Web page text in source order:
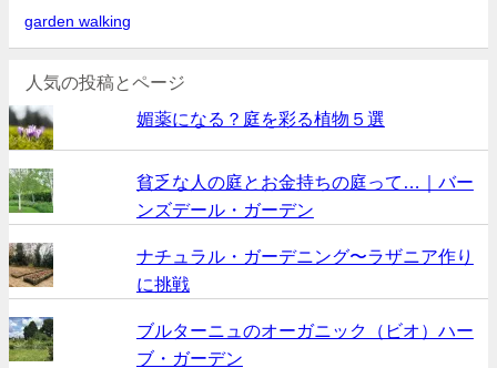
garden walking
人気の投稿とページ
媚薬になる？庭を彩る植物５選
貧乏な人の庭とお金持ちの庭って…｜バー
ンズデール・ガーデン
ナチュラル・ガーデニング〜ラザニア作り
に挑戦
ブルターニュのオーガニック（ビオ）ハー
ブ・ガーデン